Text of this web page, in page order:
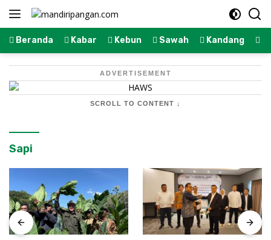
Langsung
Beranda Kabar Kebun Sawah Kandang
ADVERTISEMENT
SCROLL TO CONTENT ↓
Sapi